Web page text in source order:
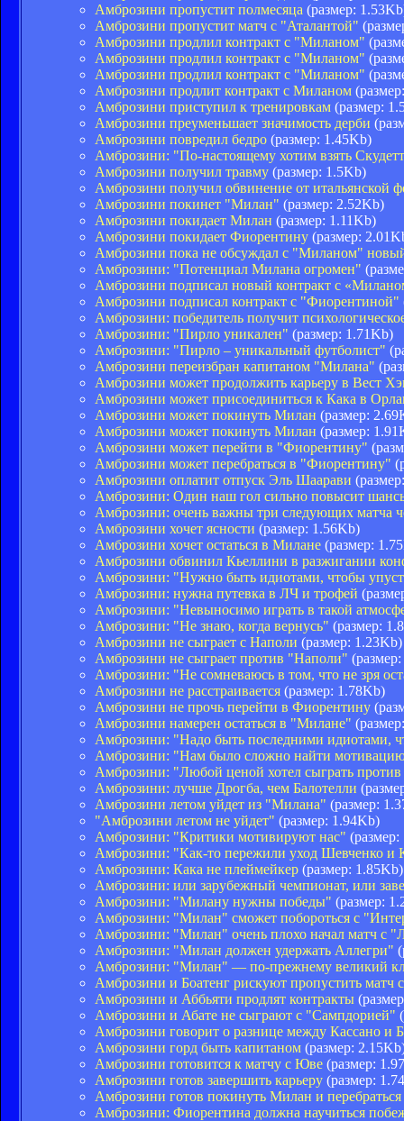
Амброзини пропустит полмесяца (размер:
Амброзини пропустит матч с "Аталантой"
Амброзини продлил контракт с "Миланом"
Амброзини продлил контракт с "Миланом"
Амброзини продлил контракт с "Миланом"
Амброзини продлит контракт с Миланом
Амброзини приступил к тренировкам (размер:
Амброзини преуменьшает значимость дерби
Амброзини повредил бедро (размер: 1.45Kb)
Амброзини: "По-настоящему хотим взять
Амброзини получил травму (размер: 1.5Kb)
Амброзини получил обвинение от итальянской
Амброзини покинет "Милан" (размер: 2.52Kb)
Амброзини покидает Милан (размер: 1.11Kb)
Амброзини покидает Фиорентину (размер:
Амброзини пока не обсуждал с "Миланом"
Амброзини: "Потенциал Милана огромен"
Амброзини подписал новый контракт с
Амброзини подписал контракт с "Фиорентиной"
Амброзини: победитель получит
Амброзини: "Пирло уникален" (размер: 1.71Kb)
Амброзини: "Пирло – уникальный футболист"
Амброзини переизбран капитаном "Милана"
Амброзини может продолжить карьеру в Вест
Амброзини может присоединиться к Кака в
Амброзини может покинуть Милан (размер:
Амброзини может покинуть Милан (размер:
Амброзини может перейти в "Фиорентину"
Амброзини может перебраться в "Фиорентину"
Амброзини оплатит отпуск Эль Шаарави
Амброзини: Один наш гол сильно повысит
Амброзини: очень важны три следующих матча
Амброзини хочет ясности (размер: 1.56Kb)
Амброзини хочет остаться в Милане (размер:
Амброзини обвинил Кьеллини в разжигании
Амброзини: "Нужно быть идиотами, чтобы
Амброзини: нужна путевка в ЛЧ и трофей
Амброзини: "Невыносимо играть в такой
Амброзини: "Не знаю, когда вернусь" (размер:
Амброзини не сыграет с Наполи (размер: 1.23Kb)
Амброзини не сыграет против "Наполи"
Амброзини: "Не сомневаюсь в том, что не зря
Амброзини не расстраивается (размер: 1.78Kb)
Амброзини не прочь перейти в Фиорентину
Амброзини намерен остаться в "Милане"
Амброзини: "Надо быть последними идиотами,
Амброзини: "Нам было сложно найти
Амброзини: "Любой ценой хотел сыграть
Амброзини: лучше Дрогба, чем Балотелли
Амброзини летом уйдет из "Милана" (размер:
"Амброзини летом не уйдет" (размер: 1.94Kb)
Амброзини: "Критики мотивируют нас"
Амброзини: "Как-то пережили уход Шевченко и
Амброзини: Кака не плеймейкер (размер: 1.85Kb)
Амброзини: или зарубежный чемпионат, или
Амброзини: "Милану нужны победы" (размер:
Амброзини: "Милан" сможет побороться с
Амброзини: "Милан" очень плохо начал матч с
Амброзини: "Милан должен удержать Аллегри"
Амброзини: "Милан" — по-прежнему великий
Амброзини и Боатенг рискуют пропустить матч
Амброзини и Аббьяти продлят контракты
Амброзини и Абате не сыграют с "Сампдорией"
Амброзини говорит о разнице между Кассано и
Амброзини горд быть капитаном (размер:
Амброзини готовится к матчу с Юве (размер:
Амброзини готов завершить карьеру (размер:
Амброзини готов покинуть Милан и
Амброзини: Фиорентина должна научиться